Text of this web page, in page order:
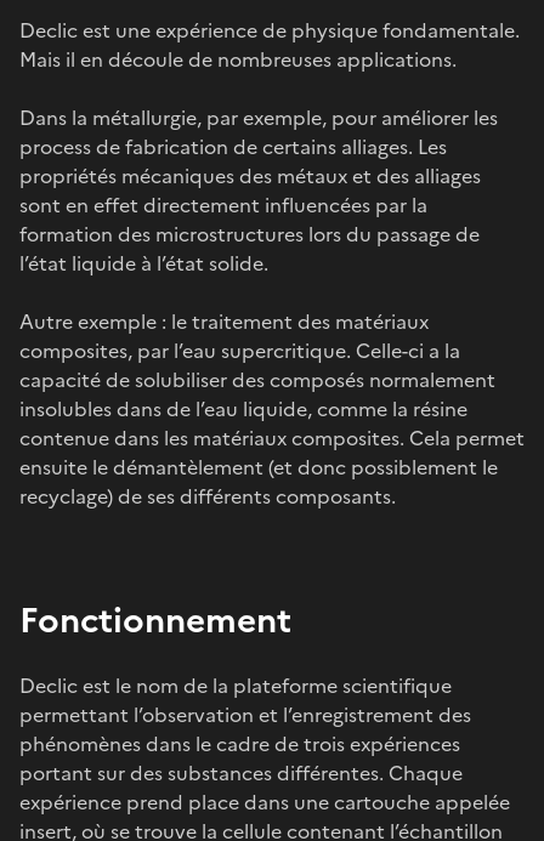
Declic est une expérience de physique fondamentale.
Mais il en découle de nombreuses applications.
Dans la métallurgie, par exemple, pour améliorer les
process de fabrication de certains alliages. Les
propriétés mécaniques des métaux et des alliages
sont en effet directement influencées par la
formation des microstructures lors du passage de
l’état liquide à l’état solide.
Autre exemple : le traitement des matériaux
composites, par l’eau supercritique. Celle-ci a la
capacité de solubiliser des composés normalement
insolubles dans de l’eau liquide, comme la résine
contenue dans les matériaux composites. Cela permet
ensuite le démantèlement (et donc possiblement le
recyclage) de ses différents composants.
Fonctionnement
Declic est le nom de la plateforme scientifique
permettant l’observation et l’enregistrement des
phénomènes dans le cadre de trois expériences
portant sur des substances différentes. Chaque
expérience prend place dans une cartouche appelée
insert, où se trouve la cellule contenant l’échantillon